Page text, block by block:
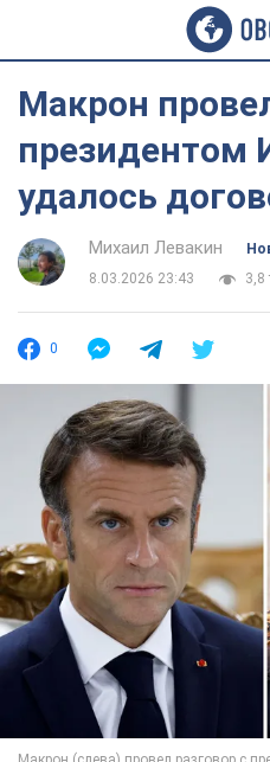
Макрон
президентом
удалось
Михаил Левакин
8.03.2026 23:43
3,8
0